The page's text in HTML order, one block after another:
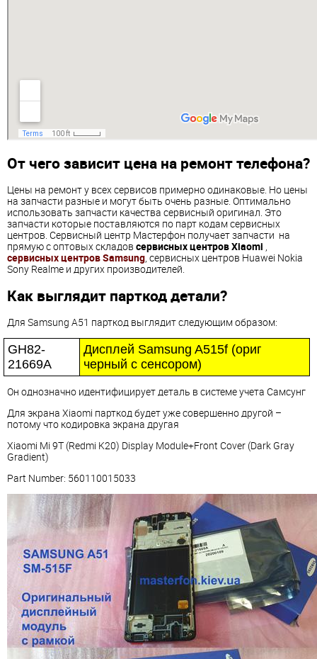
От чего зависит цена на ремонт телефона?
Цены на ремонт у всех сервисов примерно одинаковые. Но цены
на запчасти разные и могут быть очень разные. Оптимально
использовать запчасти качества сервисный оригинал. Это
запчасти которые поставляются по парт кодам сервисных
центров. Сервисный центр Мастерфон получает запчасти на
прямую с оптовых складов сервисных центров Xiaomi
сервисных центров Samsung , сервисных центров Huawei Nokia
Sony Realme и других производителей.
Как выглядит парткод детали?
Для Samsung A51 парткод выглядит следующим образом:
GH82-
21669A
Дисплей Samsung A515f (ориг
черный с сенсором)
Он однозначно идентифицирует деталь в системе учета Самсунг
Для экрана Xiaomi парткод будет уже совершенно другой –
потому что кодировка экрана другая
Xiaomi Mi 9T (Redmi K20) Display Module+Front Cover (Dark Gray
Gradient)
Part Number: 560110015033